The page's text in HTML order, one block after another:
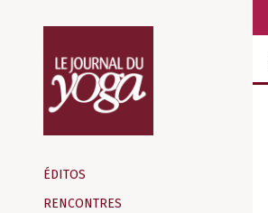
d‘information
indépendant
ÉDITOS
RENCONTRES